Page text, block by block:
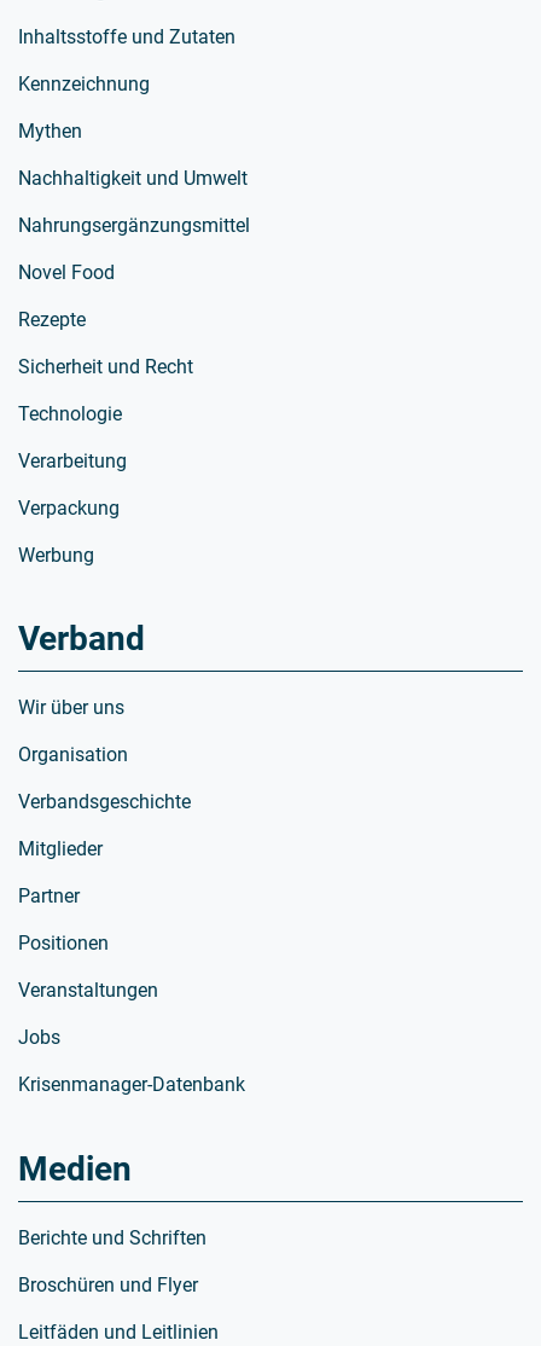
Inhaltsstoffe und Zutaten
Kennzeichnung
Mythen
Nachhaltigkeit und Umwelt
Nahrungsergänzungsmittel
Novel Food
Rezepte
Sicherheit und Recht
Technologie
Verarbeitung
Verpackung
Werbung
Verband
Wir über uns
Organisation
Verbandsgeschichte
Mitglieder
Partner
Positionen
Veranstaltungen
Jobs
Krisenmanager-Datenbank
Medien
Berichte und Schriften
Broschüren und Flyer
Leitfäden und Leitlinien